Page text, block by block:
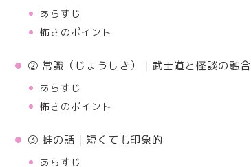
あらすじ
怖さのポイント
② 常識（じょうしき）｜武士道と怪談の融合
あらすじ
怖さのポイント
③ 蛙の話｜短くても印象的
あらすじ